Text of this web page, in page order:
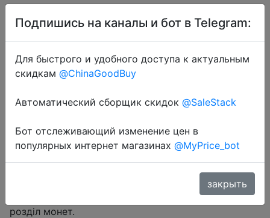
$2.88
Coins
Перейти в магазин
Знижка монетками 79-110 Coins у додатку через
розділ монет.
Подпишись на каналы и бот в Telegram:
Для быстрого и удобного доступа к актуальным
скидкам @ChinaGoodBuy
Автоматический сборщик скидок @SaleStack
Бот отслеживающий изменение цен в
популярных интернет магазинах @MyPrice_bot
закрыть